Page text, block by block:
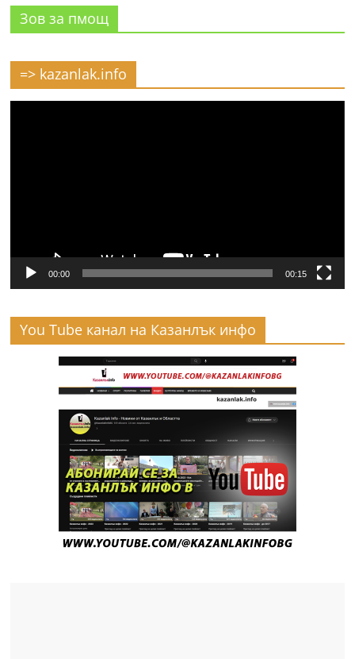
Зов за пмощ
=> kazanlak.info
00:00 00:15
You Tube канал на Казанлък инфо